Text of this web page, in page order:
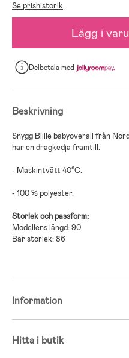
Se prishistorik
Lägg i
Delbetalamed
Beskrivning
Snygg Billie babyoverall från
har en dragkedja framtill.
- Maskintvätt 40°C.
- 100 % polyester.
Storlek och passform:
Modellens längd: 90
Bär storlek: 86
Information
Hitta i butik